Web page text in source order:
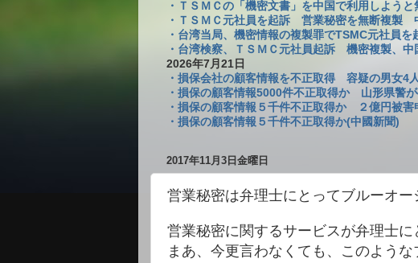
・ＴＳＭＣの「機密文書」を中国で利用しよう
・ＴＳＭＣ元社員を起訴 営業秘密を無断複製
・台湾当局、機密情報の複製罪でTSMC元社員
・台湾検察、ＴＳＭＣ元社員起訴 機密複製、
2026年7月21日
・損保会社の顧客情報を不正取得 容疑の男女4
・損保の顧客情報5000件不正取得か 山形県警
・損保の顧客情報５千件不正取得か ２億円被害
・損保の顧客情報５千件不正取得か(中國新聞)
2017年11月3日金曜日
営業秘密は弁理士にとってブルーオー
営業秘密に関するサービスが弁理士
まあ、今更言わなくても、このよう